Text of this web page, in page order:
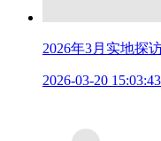
2026年3月实地探
2026-03-20 15:03:43